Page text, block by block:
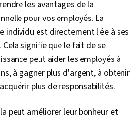
les avantages de la
pour vos employés. La
individu est directement liée à ses
signifie que le fait de se
peut aider les employés à
à gagner plus d'argent, à obtenir
plus de responsabilités.
peut améliorer leur bonheur et